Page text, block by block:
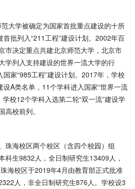
范大学被确定为国家首批重点建设的十所
首批列入“211工程”建设计划。2002年百
市决定重点共建北京师范大学，北京市
学列入支持建设的世界一流大学的行
国家“985工程”建设计划。2017年，学校
设A类名单，11个学科进入国家“世界一流
校12个学科入选第二轮“双一流”建设学
校前列。
珠海校区两个校区（含四个校园）组
科生9832人，全日制研究生13409人，
海校区于2019年4月由教育部正式批准
人，非全日制研究生876人。学校设3